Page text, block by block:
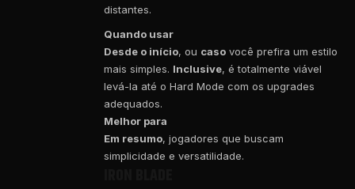
distantes.
Quando usar
Desde o início, ou caso você prefira um estilo
mais simples. Inclusive, é totalmente viável
levá-la até o Hard Mode com os upgrades
adequados.
Melhor para
Em resumo, jogadores que buscam
simplicidade e versatilidade.